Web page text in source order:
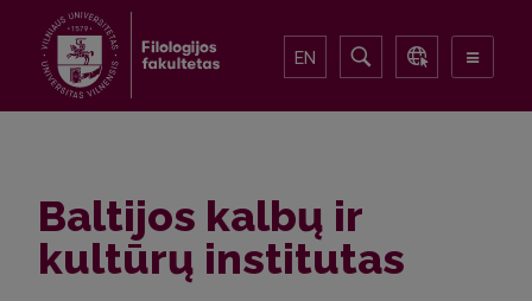
EN
Baltijos kalbų ir
kultūrų institutas